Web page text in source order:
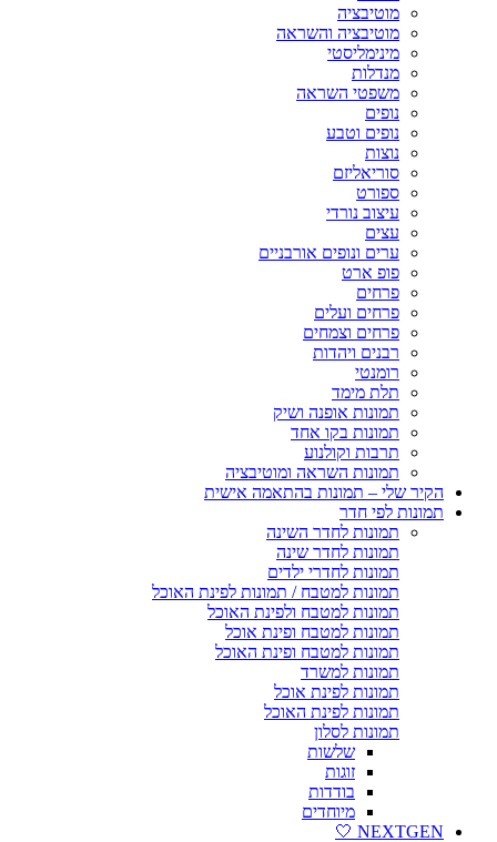
מוטיבציה
מוטיבציה והשראה
מינימליסטי
מנדלות
משפטי השראה
נופים
נופים וטבע
נוצות
סוריאליזם
ספורט
עיצוב נורדי
עצים
ערים ונופים אורבניים
פופ ארט
פרחים
פרחים ועלים
פרחים וצמחים
רבנים ויהדות
רומנטי
תלת מימד
תמונות אופנה ושיק
תמונות בקו אחד
תרבות וקולנוע
תמונות השראה ומוטיבציה
הקיר שלי – תמונות בהתאמה אישית
תמונות לפי חדר
תמונות לחדר השינה
תמונות לחדר שינה
תמונות לחדרי ילדים
תמונות למטבח / תמונות לפינת האוכל
תמונות למטבח ולפינת האוכל
תמונות למטבח ופינת אוכל
תמונות למטבח ופינת האוכל
תמונות למשרד
תמונות לפינת אוכל
תמונות לפינת האוכל
תמונות לסלון
שלשות
זוגות
בודדות
מיוחדים
NEXTGEN 🤍